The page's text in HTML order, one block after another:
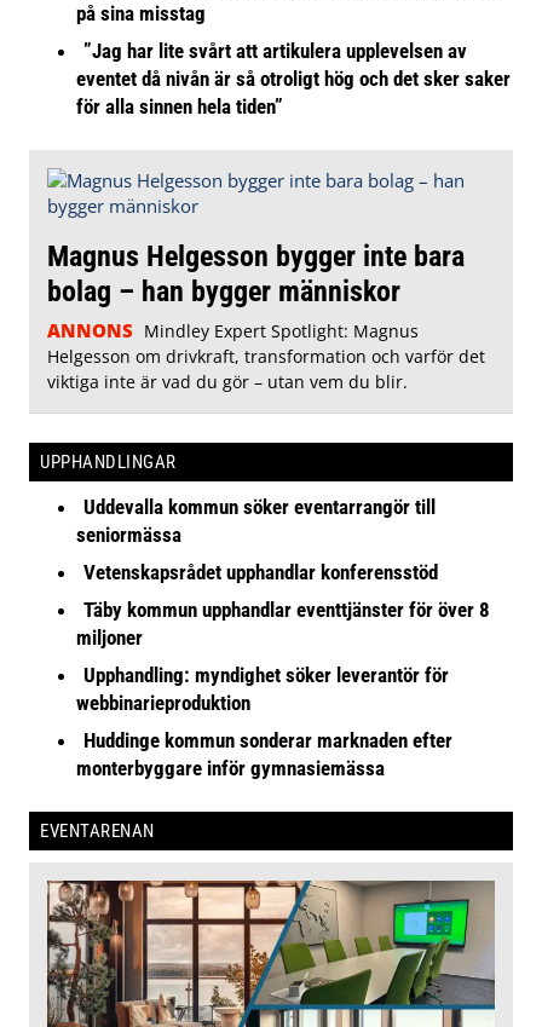
på sina misstag
”Jag har lite svårt att artikulera upplevelsen av
eventet då nivån är så otroligt hög och det sker saker
för alla sinnen hela tiden”
Magnus Helgesson bygger inte bara
bolag – han bygger människor
ANNONS Mindley Expert Spotlight: Magnus
Helgesson om drivkraft, transformation och varför det
viktiga inte är vad du gör – utan vem du blir.
UPPHANDLINGAR
Uddevalla kommun söker eventarrangör till
seniormässa
Vetenskapsrådet upphandlar konferensstöd
Täby kommun upphandlar eventtjänster för över 8
miljoner
Upphandling: myndighet söker leverantör för
webbinarieproduktion
Huddinge kommun sonderar marknaden efter
monterbyggare inför gymnasiemässa
EVENTARENAN